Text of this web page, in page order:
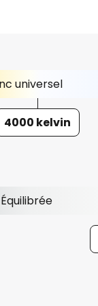
universel
4000 kelvin
Équilibrée